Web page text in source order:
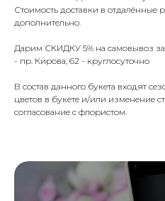
Стоимость доставки в отдалённые
дополнительно.
Дарим СКИДКУ 5% на самовывоз
- пр. Кирова, 62 - круглосуточно
В состав данного букета входят
цветов в букете и/или изменение
согласование с флористом.